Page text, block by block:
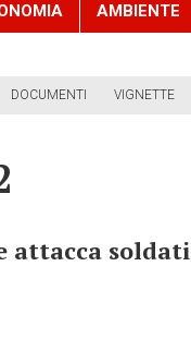
AMBIENTE
DOCUMENTI VIGNETTE
attacca soldati